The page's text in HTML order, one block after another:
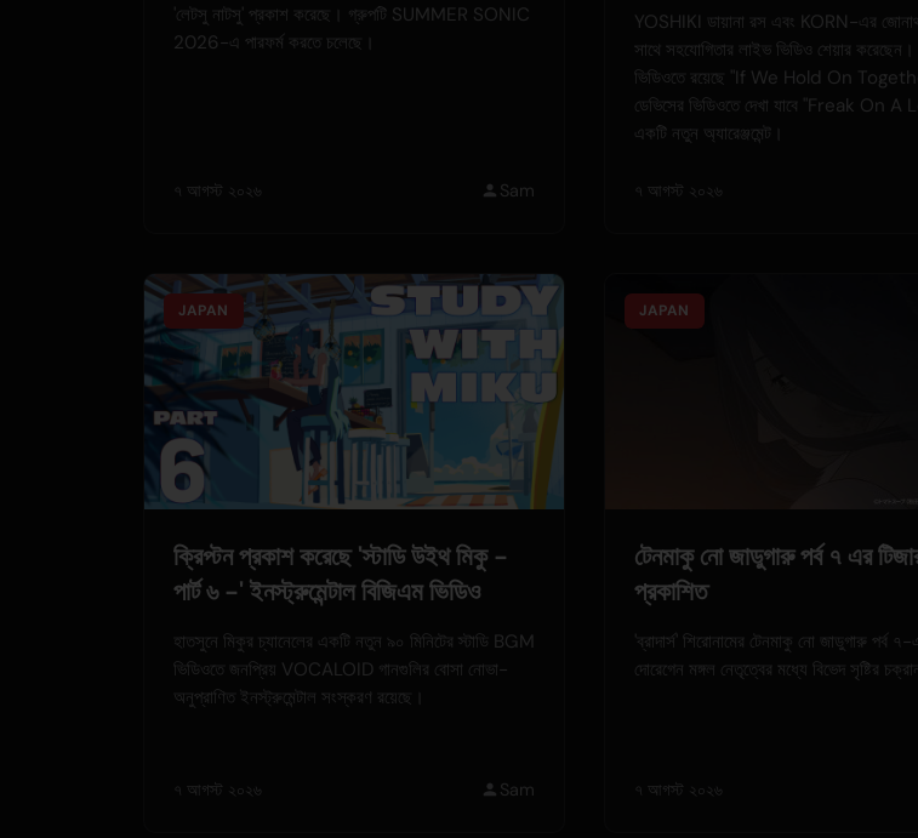
'লেটসু নাটসু' প্রকাশ করেছে। গ্রুপটি SUMMER SONIC
2026-এ পারফর্ম করতে চলেছে।
৭ আগস্ট ২০২৬ Sam
YOSHIKI ডায়ানা রস এবং KORN-এর
সাথে সহযোগিতার লাইভ ভিডিও শেয়ার করেছেন।
ভিডিওতে রয়েছে "If We Hold On
ডেভিসের ভিডিওতে দেখা যাবে "Freak On
একটি নতুন অ্যারেঞ্জমেন্ট।
৭ আগস্ট ২০২৬
JAPAN
ক্রিপ্টন প্রকাশ করেছে 'স্টাডি উইথ মিকু -
পার্ট ৬ -' ইনস্ট্রুমেন্টাল বিজিএম ভিডিও
হাতসুনে মিকুর চ্যানেলের একটি নতুন ৯০ মিনিটের স্টাডি BGM
ভিডিওতে জনপ্রিয় VOCALOID গানগুলির বোসা নোভা-
অনুপ্রাণিত ইনস্ট্রুমেন্টাল সংস্করণ রয়েছে।
৭ আগস্ট ২০২৬ Sam
JAPAN
টেনমাকু নো জাডুগারু পর্ব ৭ এর
প্রকাশিত
'ব্রাদার্স' শিরোনামের টেনমাকু নো জাডুগারু পর্ব
দোরেগেন মঙ্গল নেতৃত্বের মধ্যে বিভেদ সৃষ্টির
৭ আগস্ট ২০২৬